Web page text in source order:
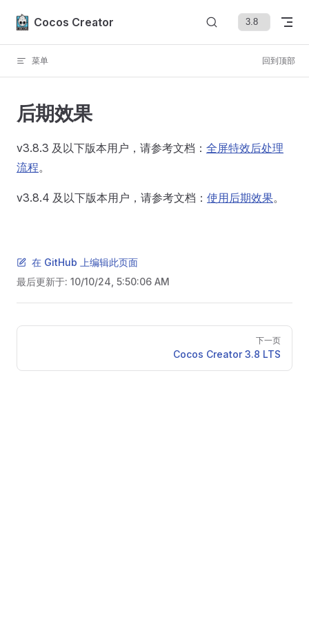
Skip to content
Cocos Creator
菜单 回到顶部
后期效果
v3.8.3 及以下版本用户，请参考文档： 全屏特效后处理
流程。
v3.8.4 及以下版本用户，请参考文档： 使用后期效果。
在 GitHub 上编辑此页面
最后更新于: 10/10/24, 5:50:06 AM
Pager
下一页
Cocos Creator 3.8 LTS